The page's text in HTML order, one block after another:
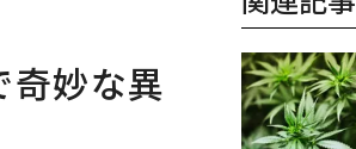
奇妙な異